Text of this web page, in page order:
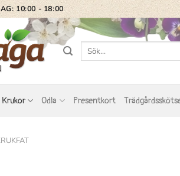
10:00 - 18:00
Sök
Krukor Odla Presentkort